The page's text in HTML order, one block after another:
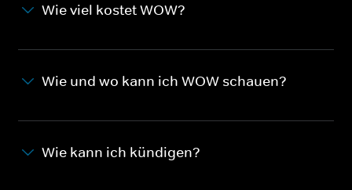
Wie viel kostet WOW?
Wie und wo kann ich WOW schauen?
Wie kann ich kündigen?